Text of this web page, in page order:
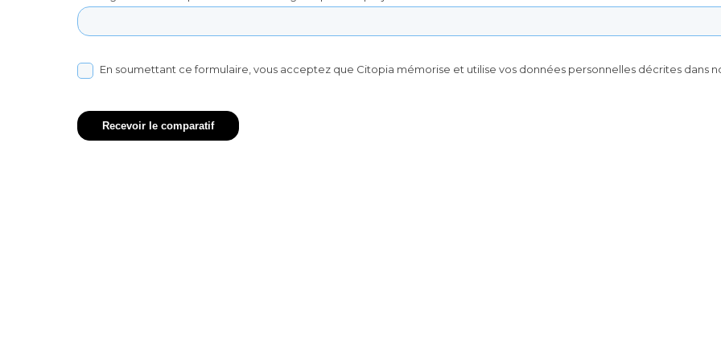
En soumettant ce formulaire, vous acceptez que Citopia mémorise et utilise vos données personnelles décrites dans